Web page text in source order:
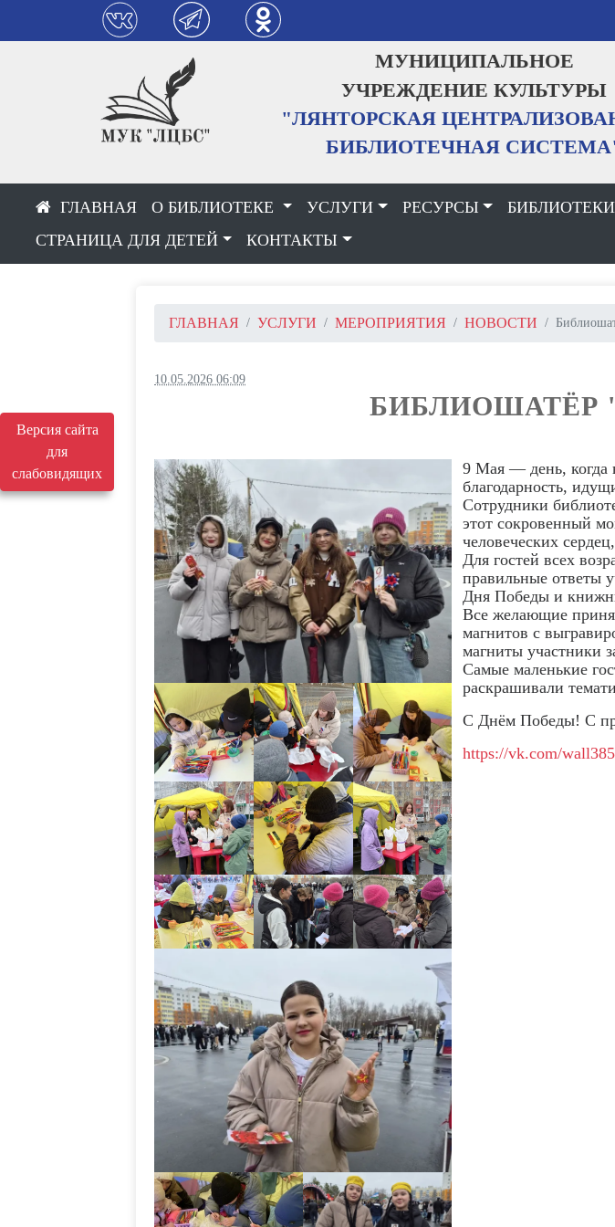
Версия сайта
для
слабовидящих
МУНИЦИПАЛЬНОЕ
"ЛЯНТОРСКАЯ ЦЕНТРАЛИЗОВАННАЯ
БИБЛИОТЕЧНАЯ СИСТЕМА"
УЧРЕЖДЕНИЕ КУЛЬТУРЫ
О БИБЛИОТЕКЕ УСЛУГИ РЕСУРСЫ БИБЛИОТЕКИ
СТРАНИЦА ДЛЯ ДЕТЕЙ
КОНТАКТЫ
ГЛАВНАЯ УСЛУГИ МЕРОПРИЯТИЯ НОВОСТИ
10.05.2026 06:09
БИБЛИОШАТЁР
9 Мая — день, когда
благодарность,
Сотрудники
этот сокровенный
человеческих
Для гостей всех
правильные ответы
Дня Победы и
Все желающие
магнитов с
магниты участники
Самые маленькие
раскрашивали
С Днём Победы! С
https://vk.com/